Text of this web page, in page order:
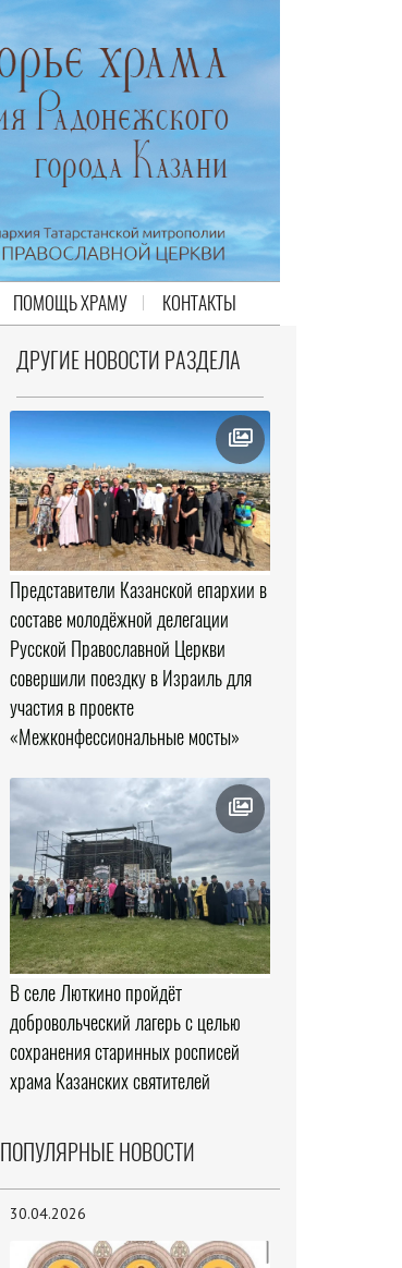
ПОМОЩЬ ХРАМУ КОНТАКТЫ
ДРУГИЕ НОВОСТИ РАЗДЕЛА
Представители Казанской епархии в
составе молодёжной делегации
Русской Православной Церкви
совершили поездку в Израиль для
участия в проекте
«Межконфессиональные мосты»
В селе Люткино пройдёт
добровольческий лагерь с целью
сохранения старинных росписей
храма Казанских святителей
ПОПУЛЯРНЫЕ НОВОСТИ
30.04.2026